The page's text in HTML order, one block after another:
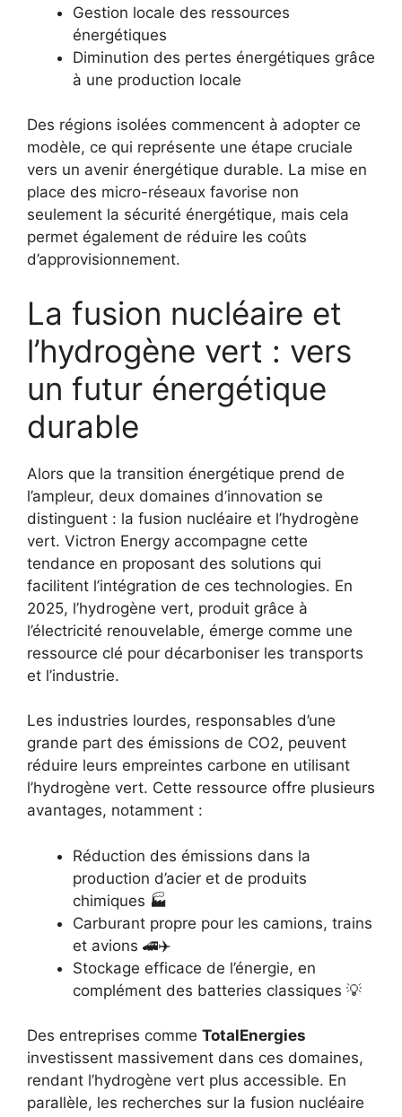
Gestion locale des ressources
énergétiques
Diminution des pertes énergétiques grâce
à une production locale
Des régions isolées commencent à adopter ce
modèle, ce qui représente une étape cruciale
vers un avenir énergétique durable. La mise en
place des micro-réseaux favorise non
seulement la sécurité énergétique, mais cela
permet également de réduire les coûts
d’approvisionnement.
La fusion nucléaire et
l’hydrogène vert : vers
un futur énergétique
durable
Alors que la transition énergétique prend de
l’ampleur, deux domaines d’innovation se
distinguent : la fusion nucléaire et l’hydrogène
vert. Victron Energy accompagne cette
tendance en proposant des solutions qui
facilitent l’intégration de ces technologies. En
2025, l’hydrogène vert, produit grâce à
l’électricité renouvelable, émerge comme une
ressource clé pour décarboniser les transports
et l’industrie.
Les industries lourdes, responsables d’une
grande part des émissions de CO2, peuvent
réduire leurs empreintes carbone en utilisant
l’hydrogène vert. Cette ressource offre plusieurs
avantages, notamment :
Réduction des émissions dans la
production d’acier et de produits
chimiques 🏭
Carburant propre pour les camions, trains
et avions 🚄✈️
Stockage efficace de l’énergie, en
complément des batteries classiques 💡
Des entreprises comme TotalEnergies
investissent massivement dans ces domaines,
rendant l’hydrogène vert plus accessible. En
parallèle, les recherches sur la fusion nucléaire